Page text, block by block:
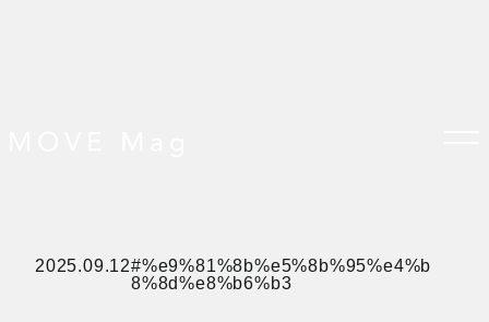
TOP
すべての記事
2025.09.12
%e9%81%8b%e5%8b%95%e4%b
8%8d%e8%b6%b3